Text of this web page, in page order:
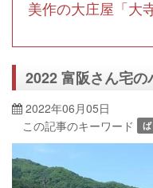
美作の大庄屋「大
2022 富阪さん宅の
2022年06月05日
この記事のキーワード
ば